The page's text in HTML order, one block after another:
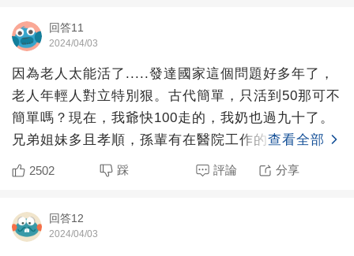
回答11
2024/04/03
因為老人太能活了.....發達國家這個問題好多年了，
老人年輕人對立特別狠。古代簡單，只活到50那可不
簡單嗎？現在，我爺快100走的，我奶也過九十了。
兄弟姐妹多且孝順，孫輩有在醫院工作的。我，放假
一個月
查看全部
2502 踩 評論 分享
回答12
2024/04/03